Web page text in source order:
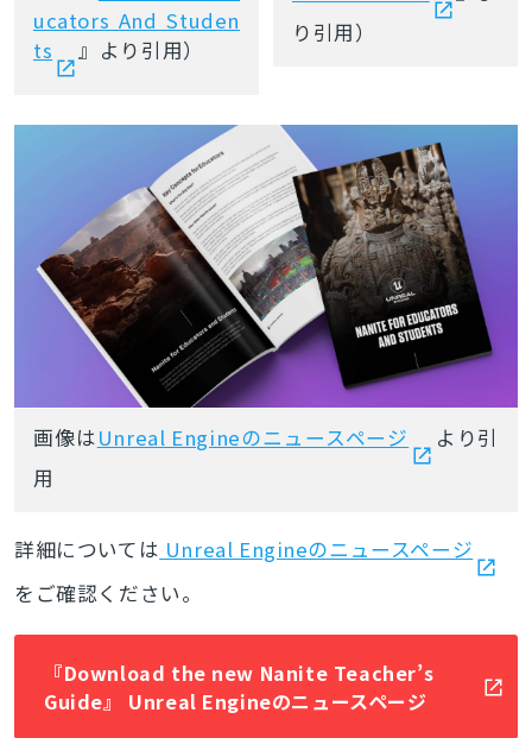
ucators And Studen
ts
』より引用）
り引用）
画像はUnreal Engineのニュースページ
より引
用
詳細については Unreal Engineのニュースページ
をご確認ください。
『Download the new Nanite Teacher’s
Guide』 Unreal Engineのニュースページ